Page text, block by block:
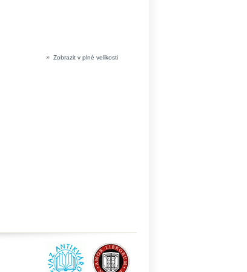
» Zobrazit v plné velikosti